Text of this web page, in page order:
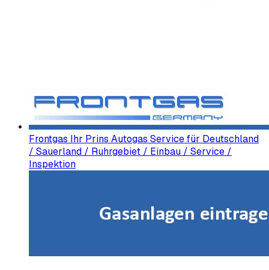
Frontgas Ihr Prins Autogas Service für Deutschland
/ Sauerland / Ruhrgebiet / Einbau / Service /
Inspektion